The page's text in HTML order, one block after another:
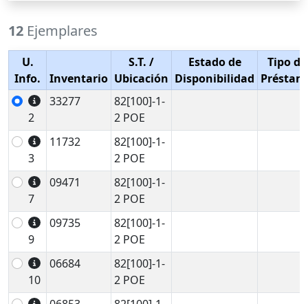
12 Ejemplares
U.
Info.
Inventario
S.T. /
Ubicación
Estado de
Disponibilidad
Tipo de
2
33277
82[100]-1-
2 POE
3
11732
82[100]-1-
2 POE
7
09471
82[100]-1-
2 POE
9
09735
82[100]-1-
2 POE
10
06684
82[100]-1-
2 POE